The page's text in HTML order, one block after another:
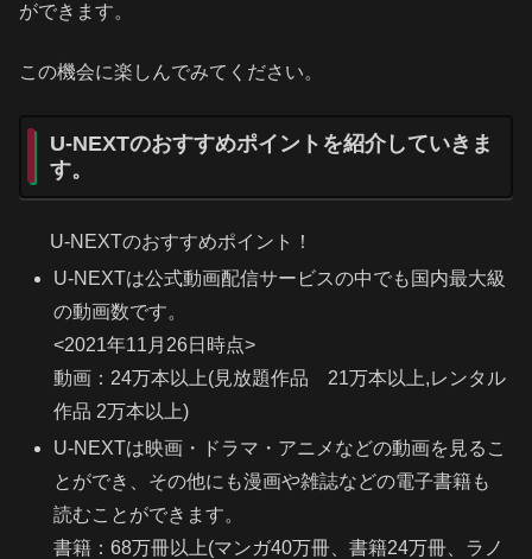
ができます。
この機会に楽しんでみてください。
U-NEXTのおすすめポイントを紹介していきま
す。
U-NEXTのおすすめポイント！
U-NEXTは公式動画配信サービスの中でも国内最大級
の動画数です。
<2021年11月26日時点>
動画：24万本以上(見放題作品 21万本以上,レンタル
作品 2万本以上)
U-NEXTは映画・ドラマ・アニメなどの動画を見るこ
とができ、その他にも漫画や雑誌などの電子書籍も
読むことができます。
書籍：68万冊以上(マンガ40万冊、書籍24万冊、ラノ